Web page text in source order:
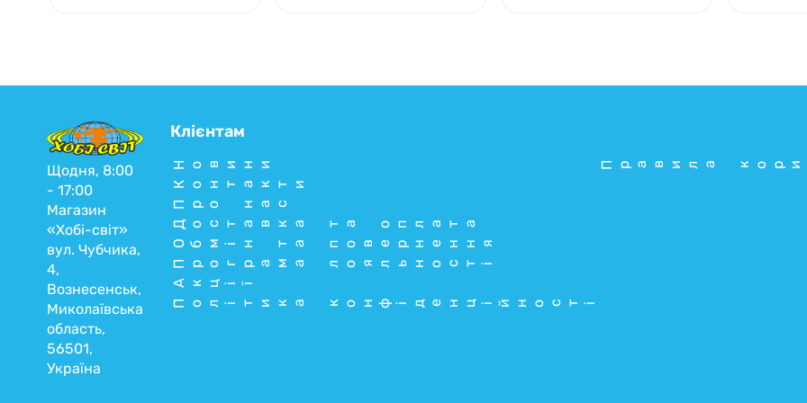
Щодня, 8:00
- 17:00
Магазин
«Хобі-світ»
вул. Чубчика,
4,
Вознесенськ,
Миколаївська
область,
56501,
Україна
Клієнтам
Новини
Контакти
Про нас
Доставка та оплата
Обмін та повернення
Програма лояльності
Акції
Політика конфіденційності
Правила